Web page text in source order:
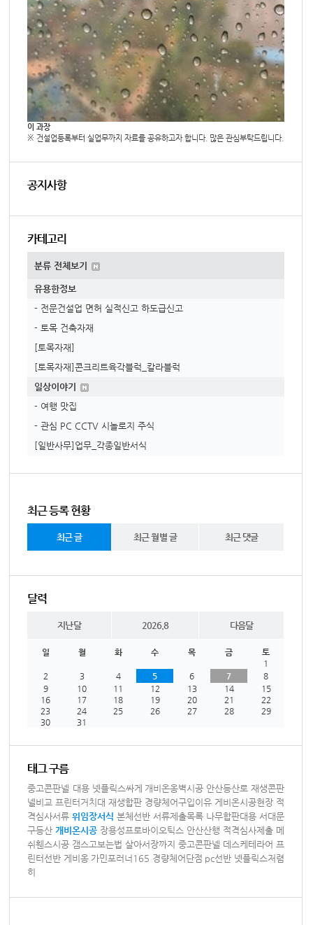
이 과장
※ 건설업등록부터 실업무까지 자료를 공유하고자 합니다. 많은 관심부탁드립니다.
공지사항
카테고리
분류 전체보기
유용한정보
- 전문건설업 면허 실적신고 하도급신고
- 토목 건축자재
[토목자재]
[토목자재]콘크리트육각블럭_칼라블럭
일상이야기
- 여행 맛집
- 관심 PC CCTV 시놀로지 주식
[일반사무]업무_각종일반서식
최근 등록 현황
최근 글 최근 월별 글 최근 댓글
달력
지난달 2026.8 다음달
일 월 화 수 목 금
토
1
2
3 4 5 6 7
8
9
10 11 12 13 14
15
16
17 18 19 20 21
22
23
24 25 26 27 28
29
30
31
태그 구름
중고콘판넬 대용 넷플릭스싸게 개비온옹벽시공 안산등산로 재생콘판
넬비교 프린터거치대 재생합판 경량체어구입이유 게비온시공현장 적
격심사서류 위임장서식 본체선반 서류제출목록 나무합판대용 서대문
구등산 개비온시공 장용성프로바이오틱스 안산산행 적격심사제출 메
쉬휀스시공 갬스고보는법 살아서장까지 중고콘판넬 데스케테라어 프
린터선반 게비옹 가민포러너165 경량체어단점 pc선반 넷플릭스저렴
히